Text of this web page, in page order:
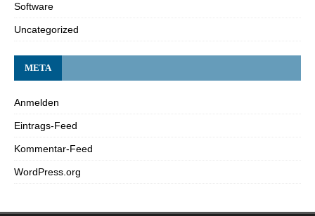
Software
Uncategorized
META
Anmelden
Eintrags-Feed
Kommentar-Feed
WordPress.org